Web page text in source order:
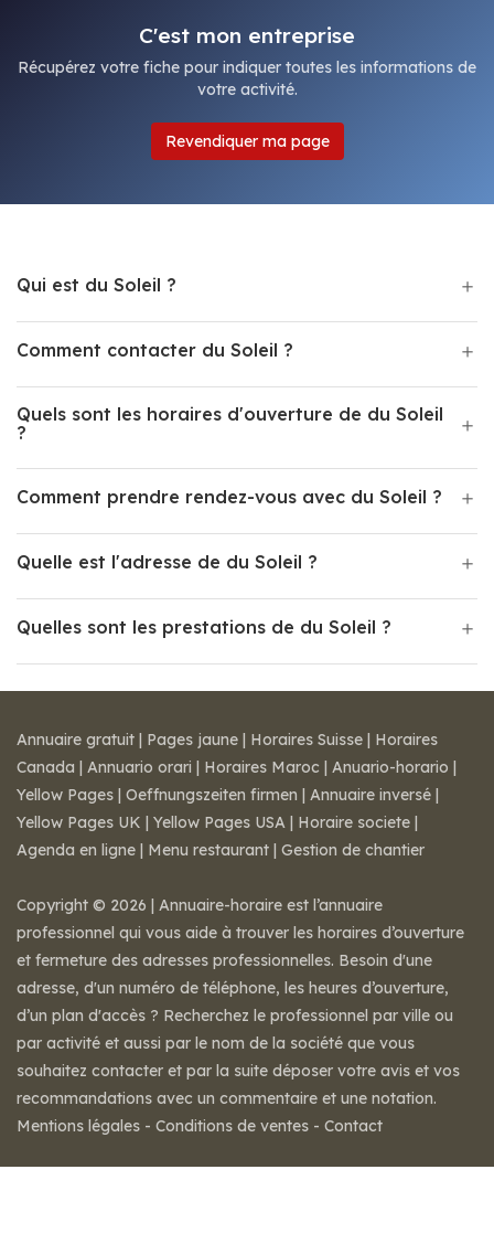
C'est mon entreprise
Récupérez votre fiche pour indiquer toutes les informations de
votre activité.
Revendiquer ma page
Qui est du Soleil ?
Comment contacter du Soleil ?
Quels sont les horaires d'ouverture de du Soleil
?
Comment prendre rendez-vous avec du Soleil ?
Quelle est l'adresse de du Soleil ?
Quelles sont les prestations de du Soleil ?
Annuaire gratuit | Pages jaune | Horaires Suisse | Horaires
Canada | Annuario orari | Horaires Maroc | Anuario-horario |
Yellow Pages | Oeffnungszeiten firmen | Annuaire inversé |
Yellow Pages UK | Yellow Pages USA | Horaire societe |
Agenda en ligne | Menu restaurant | Gestion de chantier
Copyright © 2026 | Annuaire-horaire est l’annuaire
professionnel qui vous aide à trouver les horaires d’ouverture
et fermeture des adresses professionnelles. Besoin d'une
adresse, d'un numéro de téléphone, les heures d’ouverture,
d’un plan d'accès ? Recherchez le professionnel par ville ou
par activité et aussi par le nom de la société que vous
souhaitez contacter et par la suite déposer votre avis et vos
recommandations avec un commentaire et une notation.
Mentions légales - Conditions de ventes - Contact